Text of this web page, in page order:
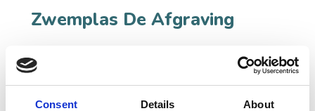
Consent Details About
Zwemplas De Afgraving
De Afgraving is een zandwinplas, tussen de Kanaalweg
en de Heidijk in Drunen.